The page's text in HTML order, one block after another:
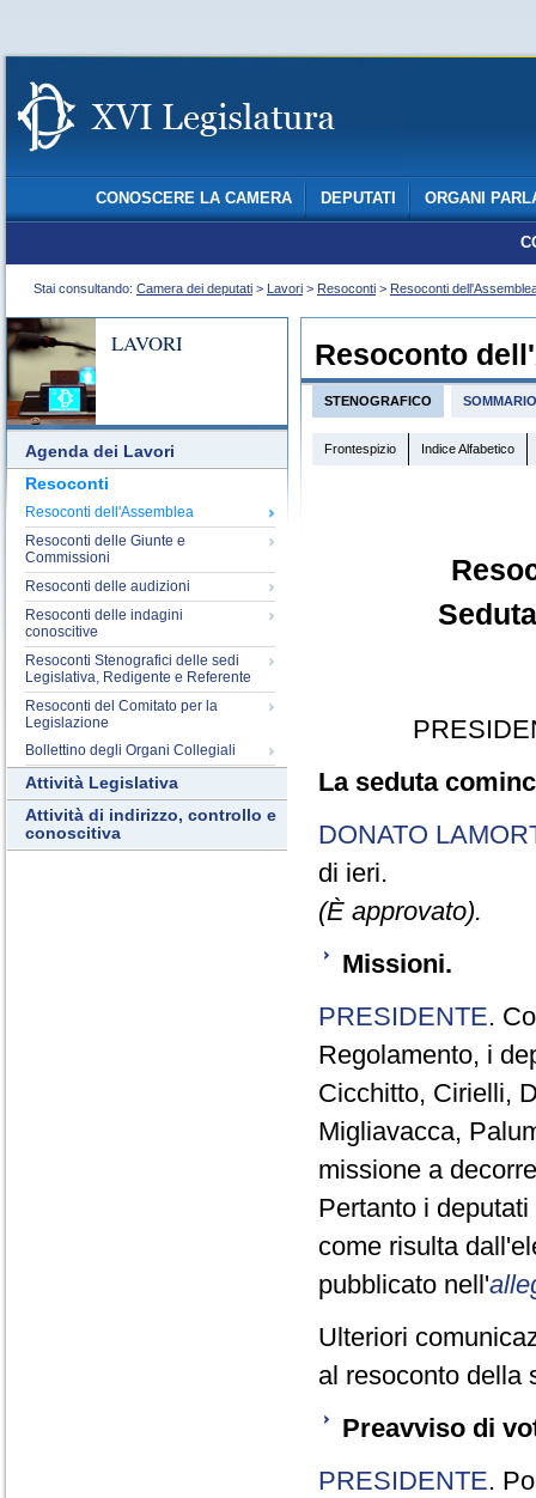
CONOSCERE LA CAMERA DEPUTATI ORGANI
Stai consultando: Camera dei deputati > Lavori > Resoconti > Resoconti
LAVORI
Agenda dei Lavori
Resoconti
Resoconti dell'Assemblea
Resoconti delle Giunte e
Commissioni
Resoconti delle audizioni
Resoconti delle indagini
conoscitive
Resoconti Stenografici delle sedi
Legislativa, Redigente e Referente
Resoconti del Comitato per la
Legislazione
Bollettino degli Organi Collegiali
Attività Legislativa
Attività di indirizzo, controllo e
conoscitiva
Resoconto
STENOGRAFICO SOMMARIO
Frontespizio Indice Alfabetico
La seduta
DONATO
di ieri.
(È approvato).
Missioni.
PRESIDENTE.
Regolamento, i
Cicchitto, Cirielli,
Migliavacca,
missione a
Pertanto i
come risulta
pubblicato nell'
Ulteriori
al resoconto della
Preavviso di
PRESIDENTE.